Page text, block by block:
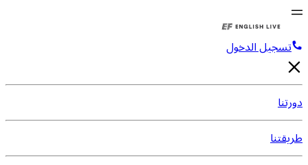
تسجيل الدخول
دورتنا
طريقتنا